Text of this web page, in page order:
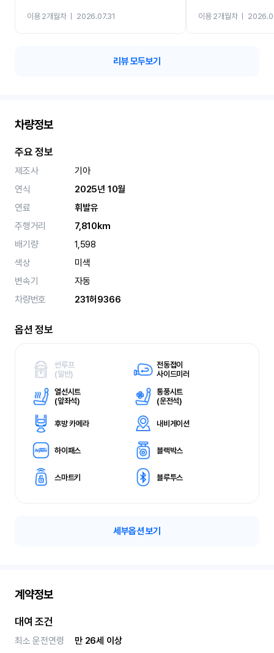
이용 2개월차ㅣ 2026.07.31
카 렌트 고민없이 강추합
이용 2개월차ㅣ
리뷰 모두보기
차량정보
주요 정보
제조사
기아
연식
2025년 10월
연료
휘발유
주행거리
7,810km
배기량
1,598
색상
미색
변속기
자동
차량번호
231허9366
옵션 정보
썬루프
(일반)
전동접이
사이드미러
열선시트
(앞좌석)
통풍시트
(운전석)
후방 카메라 내비게이션
하이패스 블랙박스
스마트키 블루투스
세부옵션 보기
계약정보
대여 조건
최소 운전연령
만 26세 이상